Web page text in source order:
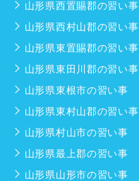
山形県西置賜郡の習い事
山形県西村山郡の習い事
山形県東置賜郡の習い事
山形県東田川郡の習い事
山形県東根市の習い事
山形県東村山郡の習い事
山形県村山市の習い事
山形県最上郡の習い事
山形県山形市の習い事